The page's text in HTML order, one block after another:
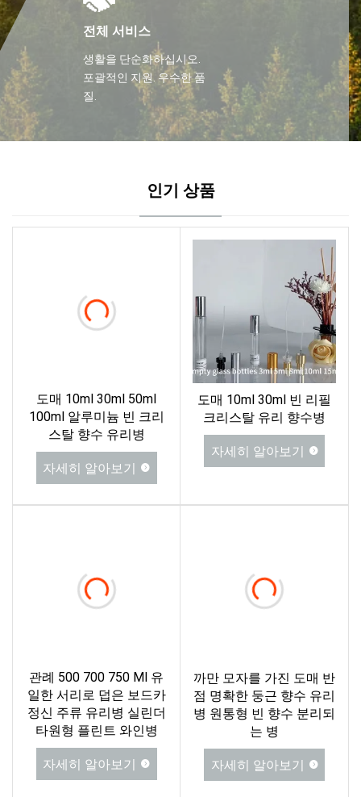
전체 서비스
생활을 단순화하십시오.
포괄적인 지원. 우수한 품
질.
인기 상품
도매 10ml 30ml 50ml
100ml 알루미늄 빈 크리
스탈 향수 유리병
자세히 알아보기
도매 10ml 30ml 빈 리필
크리스탈 유리 향수병
자세히 알아보기
관례 500 700 750 Ml 유
일한 서리로 덥은 보드카
정신 주류 유리병 실린더
타원형 플린트 와인병
자세히 알아보기
까만 모자를 가진 도매 반
점 명확한 둥근 향수 유리
병 원통형 빈 향수 분리되
는 병
자세히 알아보기